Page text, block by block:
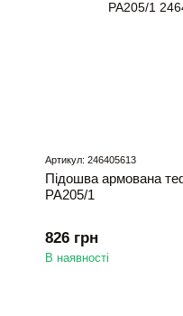
Артикул: 246405613
Підошва армована
РА205/1
826 грн
В наявності